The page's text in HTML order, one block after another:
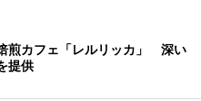
煎カフェ「レルリッカ」 深い
提供